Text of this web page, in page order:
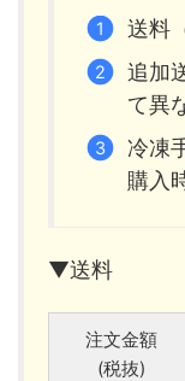
送料
追加
て異
冷凍
購入
▼送料
注文金額
(税抜)